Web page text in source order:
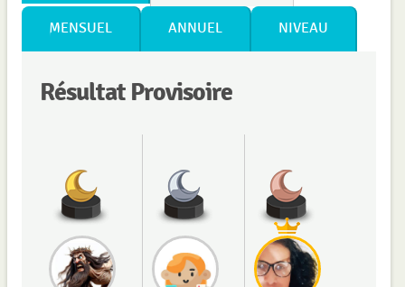
MENSUEL ANNUEL NIVEAU
Résultat Provisoire